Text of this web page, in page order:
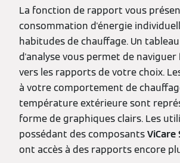
La fonction de rapport vous
consommation d'énergie
habitudes de chauffage. Un
d'analyse vous permet de
vers les rapports de votre choix.
à votre comportement de
température extérieure sont
forme de graphiques clairs. Les
possédant des composants
ont accès à des rapports encore